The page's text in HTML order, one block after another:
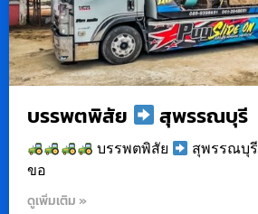
บรรพตพิสัย สุพรรณบุรี
บรรพตพิสัย
สุพรรณบุรี
ขอ
ดูเพิ่มเติม »